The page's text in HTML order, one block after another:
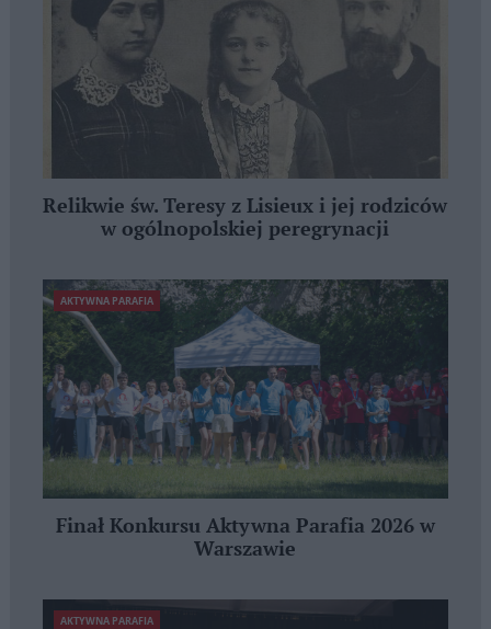
Relikwie św. Teresy z Lisieux i jej rodziców
w ogólnopolskiej peregrynacji
AKTYWNA PARAFIA
Finał Konkursu Aktywna Parafia 2026 w
Warszawie
AKTYWNA PARAFIA